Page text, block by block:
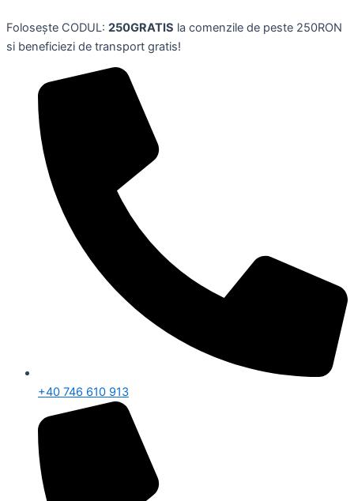
to
content
Folosește CODUL: 250GRATIS la comenzile de peste 250RON
si beneficiezi de transport gratis!
+40 746 610 913
albastra,
subtire,
pentru
marime
WNEEDU